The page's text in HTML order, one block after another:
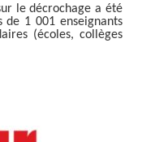
le décrochage a été
1 001 enseignants
(écoles, collèges